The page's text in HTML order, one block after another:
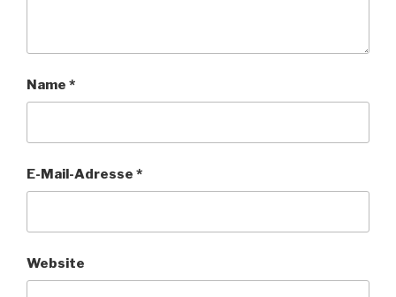
Name *
E-Mail-Adresse *
Website